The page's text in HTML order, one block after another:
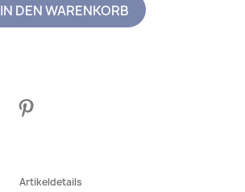
IN DEN WARENKORB
Artikeldetails